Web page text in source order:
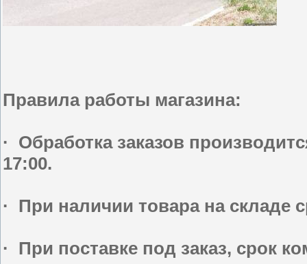
Правила работы магазина:
· Обработка заказов
17:00.
· При наличии товара на складе
· При поставке под заказ, срок